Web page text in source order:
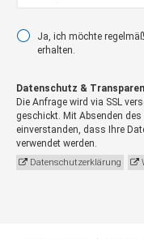
Ja, ich möchte
erhalten.
Datenschutz &
Die Anfrage wird via SSL
geschickt. Mit Absenden
einverstanden, dass Ihre
verwendet werden.
Datenschutzerklärung